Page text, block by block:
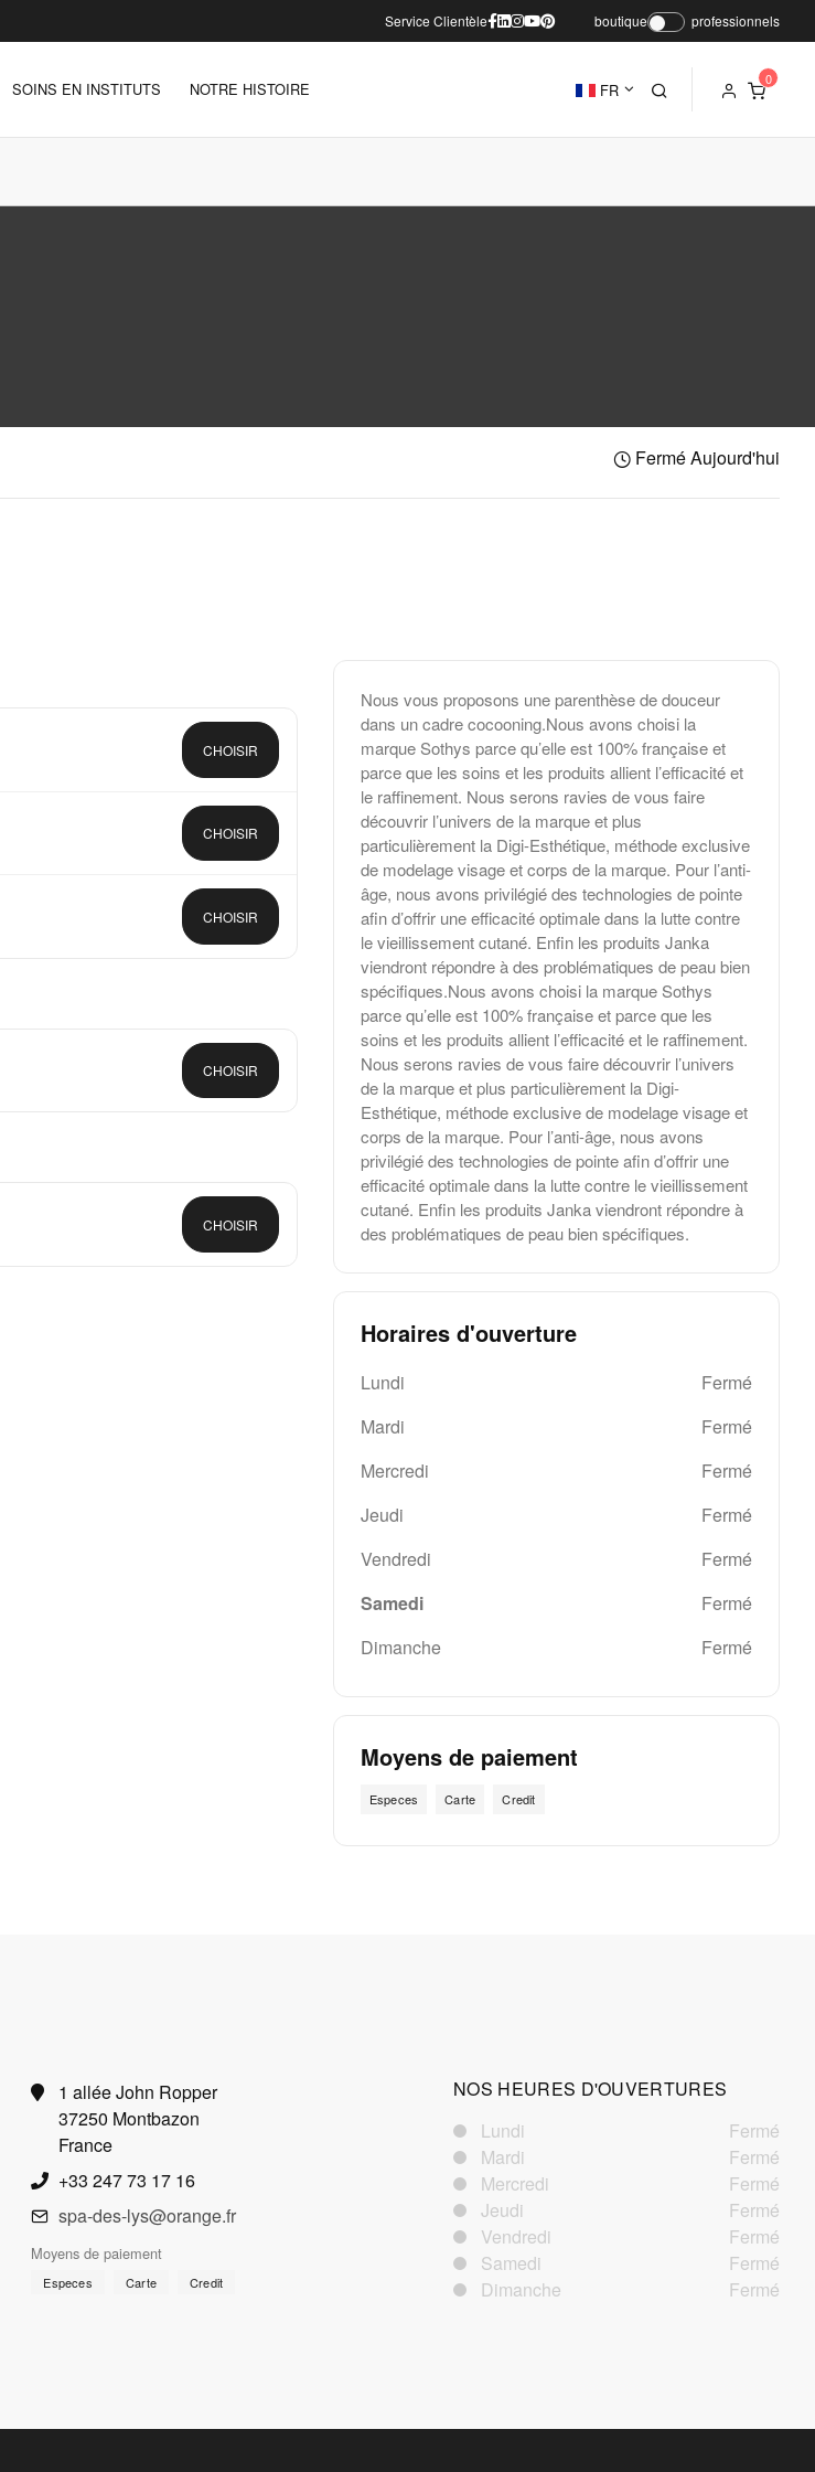
Service Clientèle boutique professionnels
SOINS EN INSTITUTS NOTRE HISTOIRE FR
Fermé Aujourd'hui
CHOISIR
CHOISIR
CHOISIR
CHOISIR
CHOISIR
Nous vous proposons une parenthèse de douceur
dans un cadre cocooning.Nous avons choisi la
marque Sothys parce qu’elle est 100% française et
parce que les soins et les produits allient l’efficacité et
le raffinement. Nous serons ravies de vous faire
découvrir l’univers de la marque et plus
particulièrement la Digi-Esthétique, méthode exclusive
de modelage visage et corps de la marque. Pour l’anti-
âge, nous avons privilégié des technologies de pointe
afin d’offrir une efficacité optimale dans la lutte contre
le vieillissement cutané. Enfin les produits Janka
viendront répondre à des problématiques de peau bien
spécifiques.Nous avons choisi la marque Sothys
parce qu’elle est 100% française et parce que les
soins et les produits allient l’efficacité et le raffinement.
Nous serons ravies de vous faire découvrir l’univers
de la marque et plus particulièrement la Digi-
Esthétique, méthode exclusive de modelage visage et
corps de la marque. Pour l’anti-âge, nous avons
privilégié des technologies de pointe afin d’offrir une
efficacité optimale dans la lutte contre le vieillissement
cutané. Enfin les produits Janka viendront répondre à
des problématiques de peau bien spécifiques.
Horaires d'ouverture
Lundi
Fermé
Mardi
Fermé
Mercredi
Fermé
Jeudi
Fermé
Vendredi
Fermé
Samedi
Fermé
Dimanche
Fermé
Moyens de paiement
Especes Carte Credit
1 allée John Ropper
37250 Montbazon
France
+33 247 73 17 16
spa-des-lys@orange.fr
Moyens de paiement
Especes Carte Credit
NOS HEURES D'OUVERTURES
Lundi
Fermé
Mardi
Fermé
Mercredi
Fermé
Jeudi
Fermé
Vendredi
Fermé
Samedi
Fermé
Dimanche
Fermé